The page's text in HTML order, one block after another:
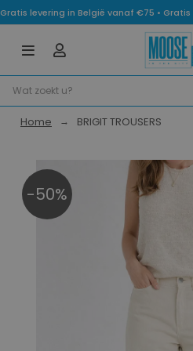
Gratis levering in België vanaf €75 •
Home BRIGIT TROUSERS
-50%